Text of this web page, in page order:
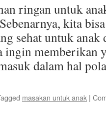
ringan untuk
kita
sehat untuk anak
ingin memberikan
dalam hal
masakan untuk anak |